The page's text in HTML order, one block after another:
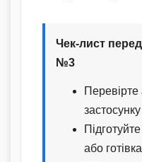
Чек-лист
№3
Перевірте
або